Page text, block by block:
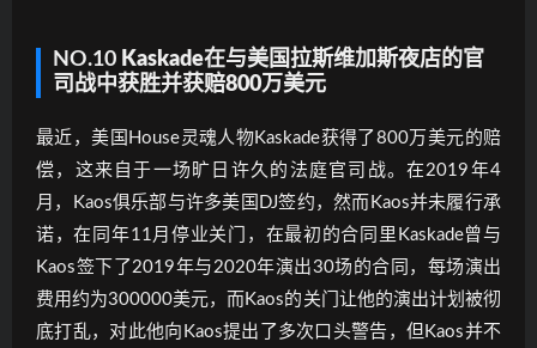
NO.10 Kaskade在与美国拉斯维加斯夜店的官
司战中获胜并获赔800万美元
最近，美国House灵魂人物Kaskade获得了800万美元的赔
偿，这来自于一场旷日许久的法庭官司战。在2019年4
月，Kaos俱乐部与许多美国DJ签约，然而Kaos并未履行承
诺，在同年11月停业关门，在最初的合同里Kaskade曾与
Kaos签下了2019年与2020年演出30场的合同，每场演出
费用约为300000美元，而Kaos的关门让他的演出计划被彻
底打乱，对此他向Kaos提出了多次口头警告，但Kaos并不